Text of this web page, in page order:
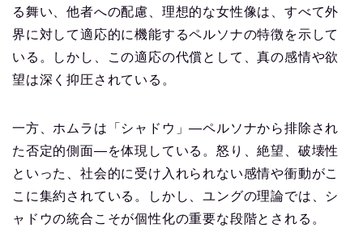
る舞い、他者への配慮、理想的な女性像は、すべて外
界に対して適応的に機能するペルソナの特徴を示して
いる。しかし、この適応の代償として、真の感情や欲
望は深く抑圧されている。
一方、ホムラは「シャドウ」—ペルソナから排除され
た否定的側面—を体現している。怒り、絶望、破壊性
といった、社会的に受け入れられない感情や衝動がこ
こに集約されている。しかし、ユングの理論では、シ
ャドウの統合こそが個性化の重要な段階とされる。